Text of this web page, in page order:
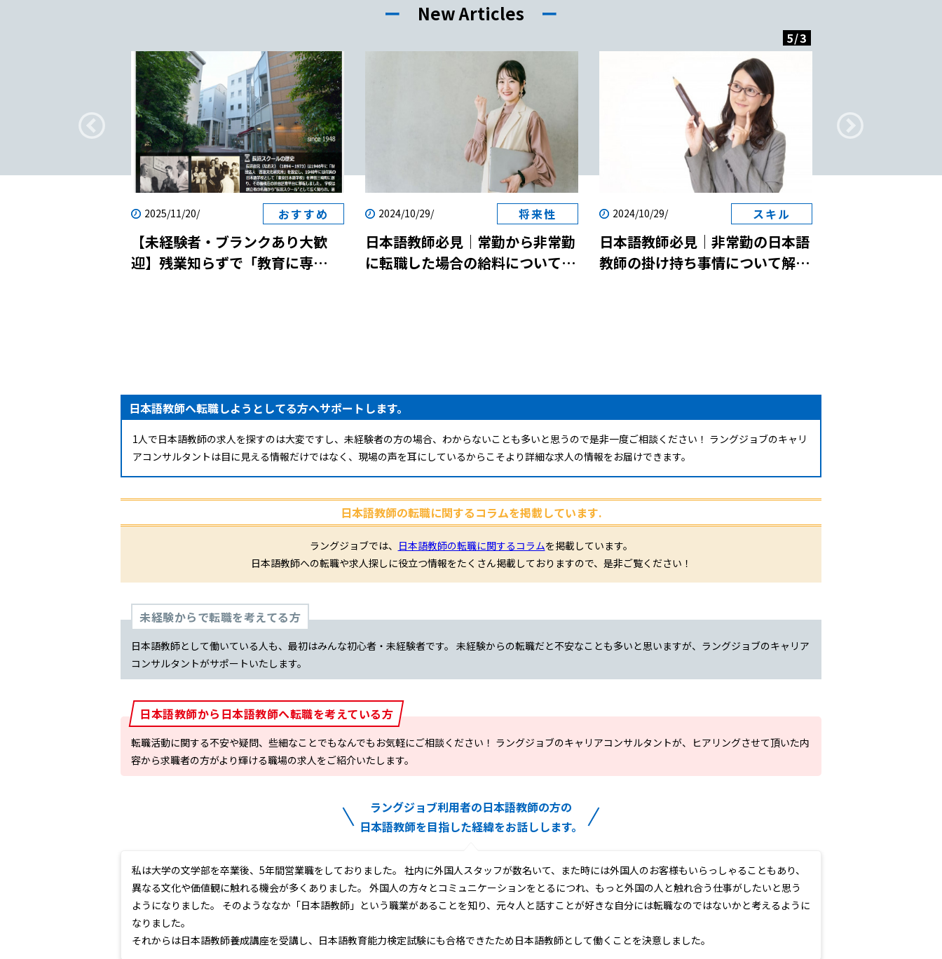
ー New Articles ー
2025/11/20/ おすすめ
【未経験者・ブランクあり大歓
迎】残業知らずで「教育に専
2024/10/29/ 将来性
日本語教師必見｜常勤から非常勤
に転職した場合の給料について解
2024/10/29/ スキル
日本語教師必見｜非常勤の日本語
教師の掛け持ち事情について解
5/3
日本語教師へ転職しようとしてる方へサポートします。
1人で日本語教師の求人を探すのは大変ですし、未経験者の方の場合、わからないことも多いと思うので是非一度ご相談ください！ ラングジョブのキャリ
アコンサルタントは目に見える情報だけではなく、現場の声を耳にしているからこそより詳細な求人の情報をお届けできます。
日本語教師の転職に関するコラムを掲載しています.
ラングジョブでは、 日本語教師の転職に関するコラムを掲載しています。
日本語教師への転職や求人探しに役立つ情報をたくさん掲載しておりますので、是非ご覧ください！
未経験からで転職を考えてる方
日本語教師として働いている人も、最初はみんな初心者・未経験者です。 未経験からの転職だと不安なことも多いと思いますが、ラングジョブのキャリア
コンサルタントがサポートいたします。
日本語教師から日本語教師へ転職を考えている方
転職活動に関する不安や疑問、些細なことでもなんでもお気軽にご相談ください！ ラングジョブのキャリアコンサルタントが、ヒアリングさせて頂いた内
容から求職者の方がより輝ける職場の求人をご紹介いたします。
ラングジョブ利用者の日本語教師の方の
日本語教師を目指した経緯をお話しします。
私は大学の文学部を卒業後、5年間営業職をしておりました。 社内に外国人スタッフが数名いて、また時には外国人のお客様もいらっしゃることもあり、
異なる文化や価値観に触れる機会が多くありました。 外国人の方々とコミュニケーションをとるにつれ、もっと外国の人と触れ合う仕事がしたいと思う
ようになりました。 そのようななか「日本語教師」という職業があることを知り、元々人と話すことが好きな自分には転職なのではないかと考えるように
なりました。
それからは日本語教師養成講座を受講し、日本語教育能力検定試験にも合格できたため日本語教師として働くことを決意しました。